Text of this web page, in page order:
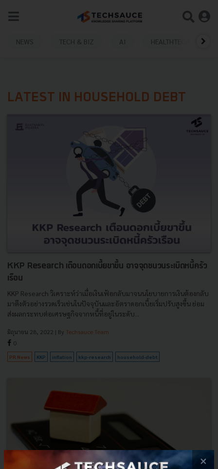
NEWS TECH & BIZ AI HEALTHTECH
LATEST IN HOUSEHOLD DEBT
KKP Research เตือนดอกเบี้ยขาขึ้น อาจจุดชนวนระเบิดหนี้ครัว
เรือน
KKP Research วิเคราะห์ว่าเมื่อเงินเฟ้อกลับมาจนนโยบายการเงินต้องกลับ
มาตึงตัวอย่างรวดเร็วเช่นในปัจจุบันและอัตราดอกเบี้ยเริ่มปรับสูงขึ้น ย่อม
ส่งผลกระทบต่อเศรษฐกิจจากหนี้ที่อยู่ในระดับ...
มิถุนายน 28, 2022 | By Techsauce Team
0
PR News KKP inflation kkp-research household-debt
×